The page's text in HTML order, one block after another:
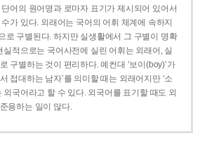
어의 원어명과 로마자 표기가 제시되어 있어서
가 있다. 외래어는 국어의 어휘 체계에 속하지
로 구별된다. 하지만 실생활에서 그 구별이 명확
적으로는 국어사전에 실린 어휘는 외래어, 실
구별하는 것이 편리하다. 예컨대 ‘보이(boy)’가
접대하는 남자’를 의미할 때는 외래어지만 ‘소
외국어라고 할 수 있다. 외국어를 표기할 때도 외
용하는 일이 많다.